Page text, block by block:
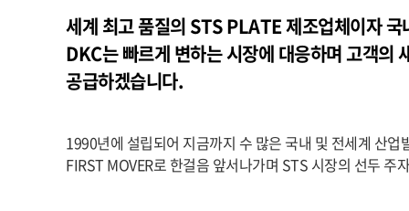
세계 최고 품질의 STS PLATE 제조업체이자
DKC는 빠르게 변하는 시장에 대응하며 고객의
공급하겠습니다.
1990년에 설립되어 지금까지 수 많은 국내 및 전세계 산
FIRST MOVER로 한걸음 앞서나가며 STS 시장의 선두 주